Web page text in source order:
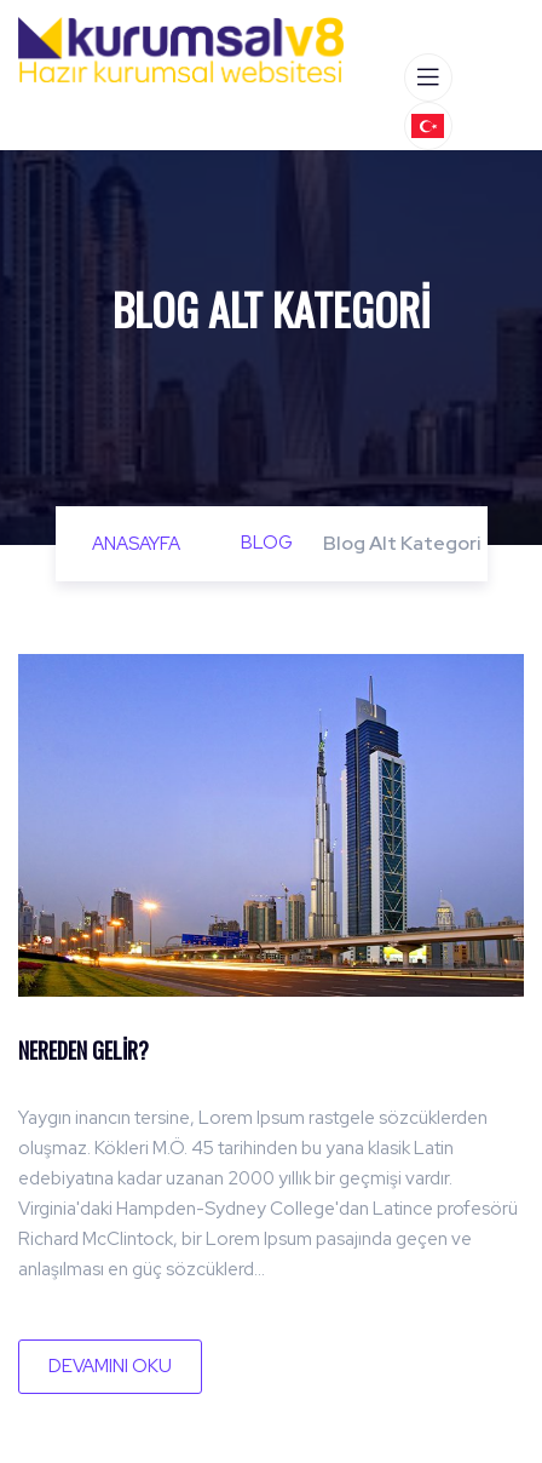
BLOG ALT KATEGORI
ANASAYFA BLOG Blog Alt Kategori
NEREDEN GELIR?
Yaygın inancın tersine, Lorem Ipsum rastgele sözcüklerden
oluşmaz. Kökleri M.Ö. 45 tarihinden bu yana klasik Latin
edebiyatına kadar uzanan 2000 yıllık bir geçmişi vardır.
Virginia'daki Hampden-Sydney College'dan Latince profesörü
Richard McClintock, bir Lorem Ipsum pasajında geçen ve
anlaşılması en güç sözcüklerd...
DEVAMINI OKU